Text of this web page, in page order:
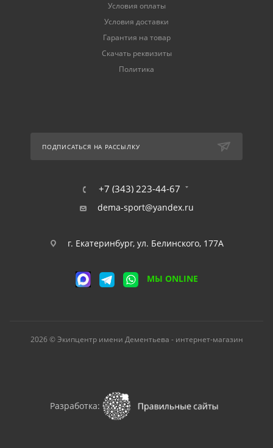
Условия оплаты
Условия доставки
Гарантия на товар
Скачать реквизиты
Политика
ПОДПИСАТЬСЯ НА РАССЫЛКУ
+7 (343) 223-44-67
dema-sport@yandex.ru
г. Екатеринбург, ул. Белинского, 177А
МЫ ONLINE
2026 © Экипцентр имени Дементьева - интернет-магазин
Разработка: